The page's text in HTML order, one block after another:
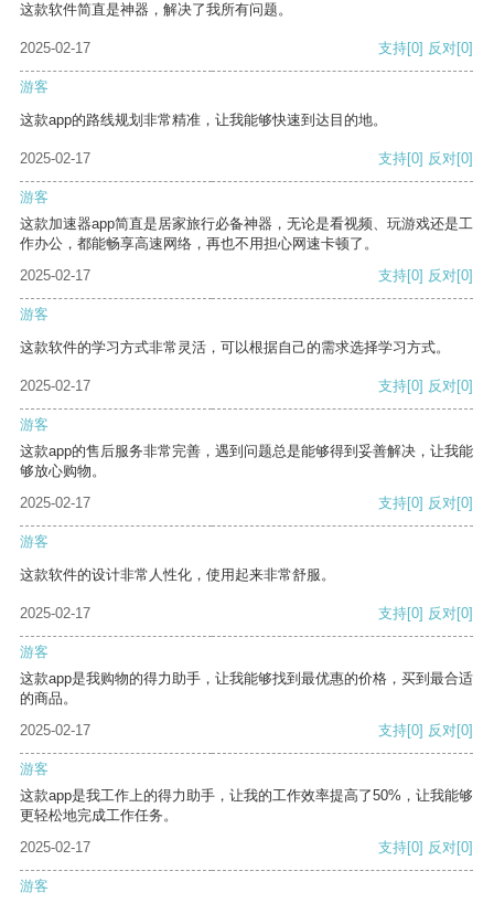
这款软件简直是神器，解决了我所有问题。
2025-02-17 支持[0] 反对[0]
游客
这款app的路线规划非常精准，让我能够快速到达目的地。
2025-02-17 支持[0] 反对[0]
游客
这款加速器app简直是居家旅行必备神器，无论是看视频、玩游戏还是工
作办公，都能畅享高速网络，再也不用担心网速卡顿了。
2025-02-17
支持[0] 反对[0]
游客
这款软件的学习方式非常灵活，可以根据自己的需求选择学习方式。
2025-02-17 支持[0] 反对[0]
游客
这款app的售后服务非常完善，遇到问题总是能够得到妥善解决，让我能
够放心购物。
2025-02-17
支持[0] 反对[0]
游客
这款软件的设计非常人性化，使用起来非常舒服。
2025-02-17 支持[0] 反对[0]
游客
这款app是我购物的得力助手，让我能够找到最优惠的价格，买到最合适
的商品。
2025-02-17
支持[0] 反对[0]
游客
这款app是我工作上的得力助手，让我的工作效率提高了50%，让我能够
更轻松地完成工作任务。
2025-02-17
支持[0] 反对[0]
游客